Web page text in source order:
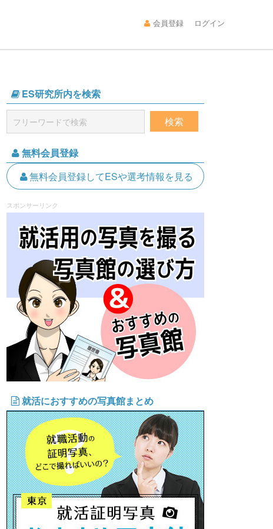
会員登録 ログイン
ES研究所内を検索
無料会員登録
無料会員登録してESや選考情報を見る
スポンサーリンク
就活におすすめの写真館まとめ